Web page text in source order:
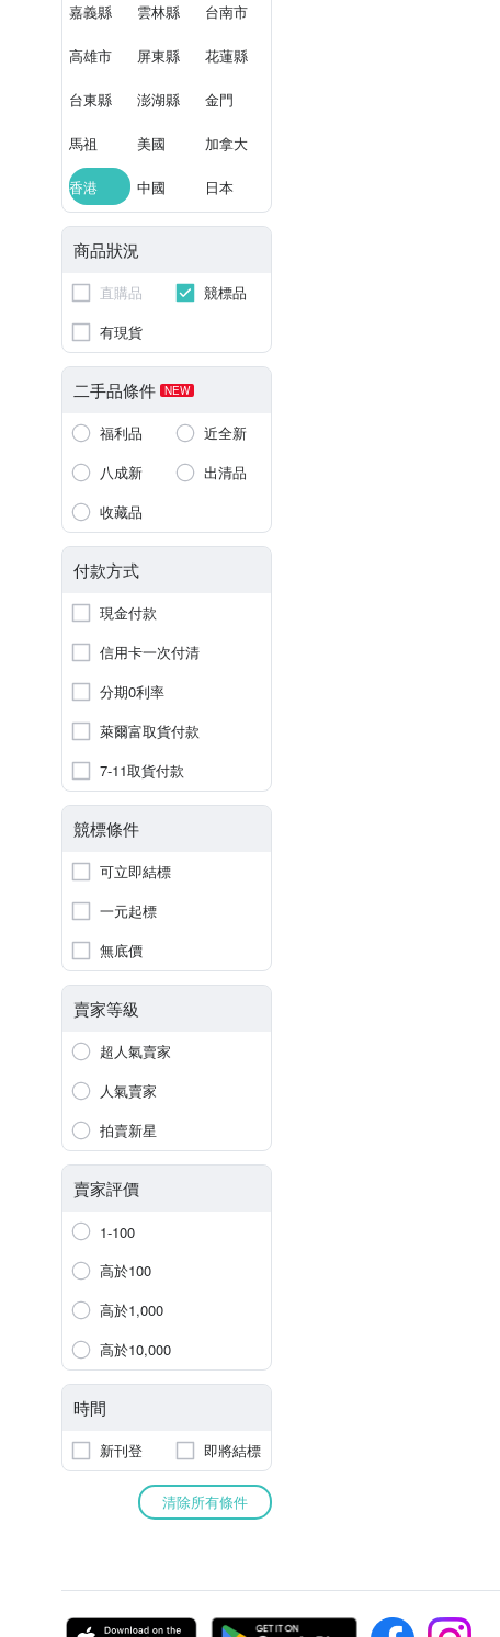
嘉義縣 雲林縣 台南市
高雄市 屏東縣 花蓮縣
台東縣 澎湖縣 金門
馬祖 美國 加拿大
香港 中國 日本
商品狀況
直購品
競標品
有現貨
二手品條件 NEW
福利品
近全新
八成新
出清品
收藏品
付款方式
現金付款
信用卡一次付清
分期0利率
萊爾富取貨付款
7-11取貨付款
競標條件
可立即結標
一元起標
無底價
賣家等級
超人氣賣家
人氣賣家
拍賣新星
賣家評價
1-100
高於100
高於1,000
高於10,000
時間
新刊登 即將結標
清除所有條件